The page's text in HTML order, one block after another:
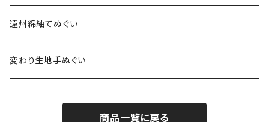
特岡生地
総理生地
遠州綿紬てぬぐい
変わり生地手ぬぐい
商品一覧に戻る